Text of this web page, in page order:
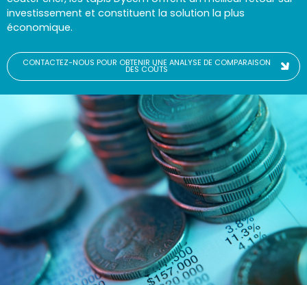
investissement et constituent la solution la plus
économique.
CONTACTEZ-NOUS POUR OBTENIR UNE ANALYSE DE COMPARAISON
DES COÛTS